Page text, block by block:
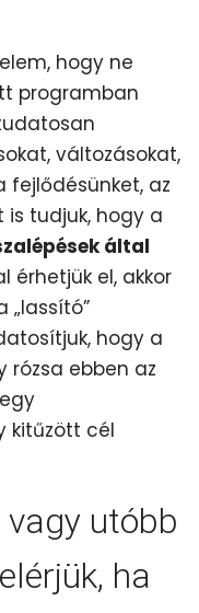
hogy ne
programban
változásokat,
fejlődésünket, az
is tudjuk, hogy a
által
érhetjük el, akkor
„lassító”
hogy a
rózsa ebben az
kitűzött cél
utóbb
ha